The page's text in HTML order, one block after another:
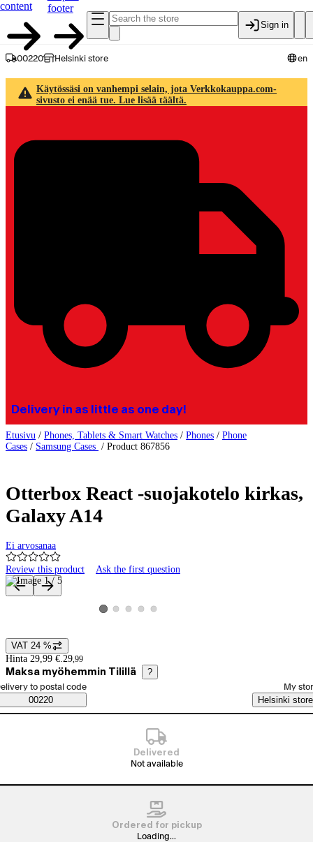
content
footer
Sign in
00220 Helsinki store en
Käytössäsi on vanhempi selain, jota Verkkokauppa.com-
sivusto ei enää tue. Lue lisää täältä.
Delivery in as little as one day!
Etusivu / Phones, Tablets & Smart Watches / Phones / Phone
Cases / Samsung Cases / Product 867856
Otterbox React -suojakotelo kirkas,
Galaxy A14
Ei arvosanaa
Review this product Ask the first question
Product images and videos
View product image 1
View product image 2
View product image 3
View product image 4
View product image 5
Price details
VAT 24 %
Hinta 29,99 €. 29,99
Maksa myöhemmin Tilillä ?
Saatavuustiedot
order method
to postal code
00220
My
Helsinki store
Delivered
Not available
Ordered for pickup
Loading...